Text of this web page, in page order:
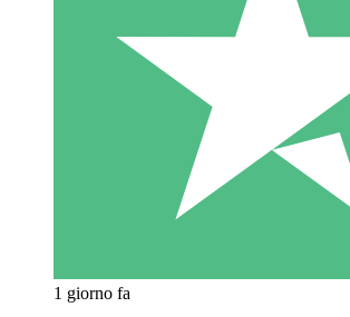
1 giorno fa